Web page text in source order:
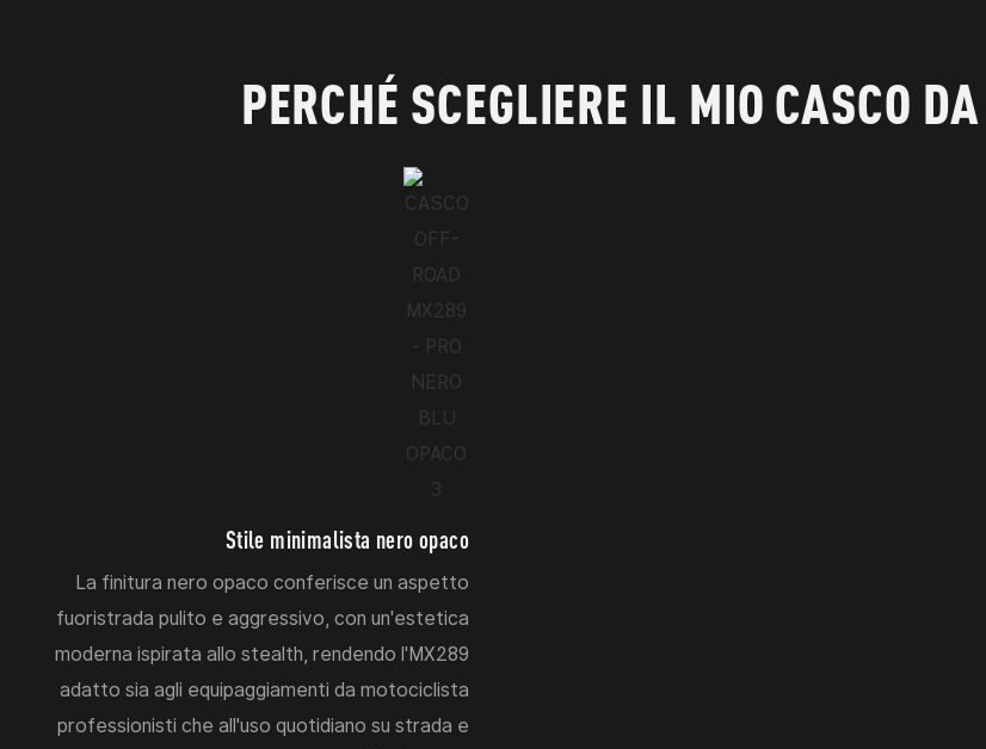
PERCHÉ SCEGLIERE IL MIO CASCO
Stile minimalista nero opaco
La finitura nero opaco conferisce un aspetto
fuoristrada pulito e aggressivo, con un'estetica
moderna ispirata allo stealth, rendendo l'MX289
adatto sia agli equipaggiamenti da motociclista
professionisti che all'uso quotidiano su strada e